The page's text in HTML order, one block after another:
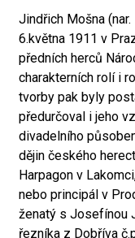
Jindřich Mošna
6.května 1911 v
předních herců
charakterních rolí i
tvorby pak byly
předurčoval i jeho
divadelního
dějin českého
Harpagon v
nebo principál v
ženatý s Josefínou
řezníka z Dobříva